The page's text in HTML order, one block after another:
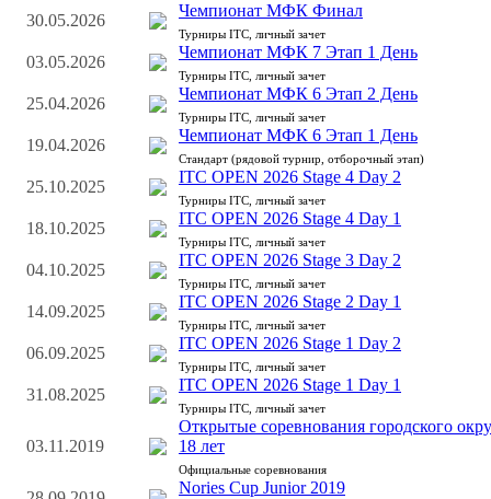
30.05.2026
Чемпионат МФК Финал
Турниры ITC, личный зачет
03.05.2026
Чемпионат МФК 7 Этап 1 День
Турниры ITC, личный зачет
25.04.2026
Чемпионат МФК 6 Этап 2 День
Турниры ITC, личный зачет
19.04.2026
Чемпионат МФК 6 Этап 1 День
Стандарт (рядовой турнир, отборочный этап)
25.10.2025
ITC OPEN 2026 Stage 4 Day 2
Турниры ITC, личный зачет
18.10.2025
ITC OPEN 2026 Stage 4 Day 1
Турниры ITC, личный зачет
04.10.2025
ITC OPEN 2026 Stage 3 Day 2
Турниры ITC, личный зачет
14.09.2025
ITC OPEN 2026 Stage 2 Day 1
Турниры ITC, личный зачет
06.09.2025
ITC OPEN 2026 Stage 1 Day 2
Турниры ITC, личный зачет
31.08.2025
ITC OPEN 2026 Stage 1 Day 1
Турниры ITC, личный зачет
03.11.2019
Открытые соревнования городского
18 лет
Официальные соревнования
Nories Cup Junior 2019